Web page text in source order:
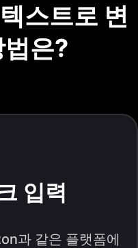
스트로 변
은?
입력
과 같은 플랫폼에